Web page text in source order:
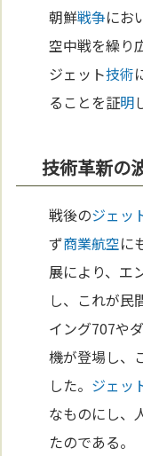
朝鮮戦争にお
空中戦を繰り
ジェット技術
ることを証明
技術革新の
戦後のジェッ
ず商業航空に
展により、エ
し、これが民
イング707や
機が登場し、
した。 ジェッ
なものにし、
たのである。